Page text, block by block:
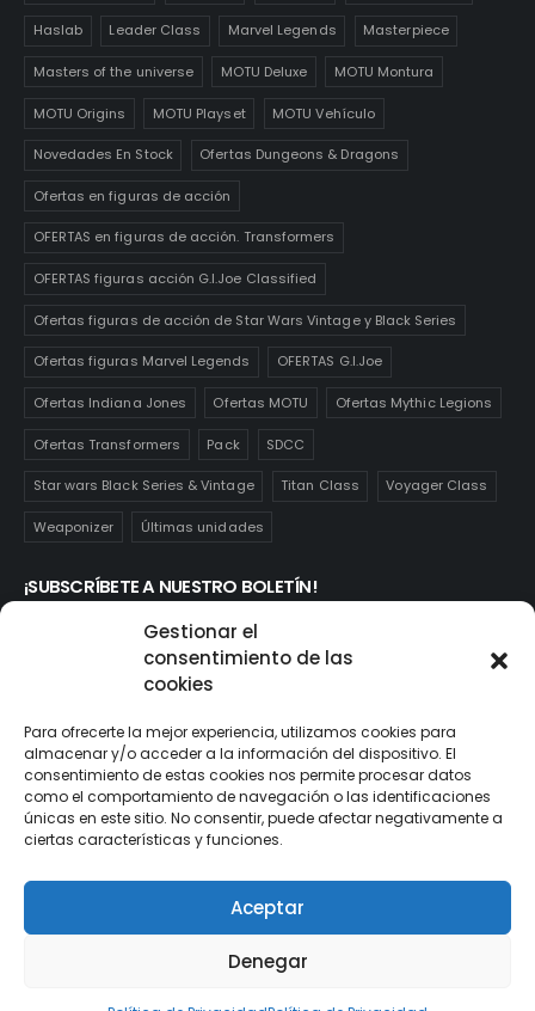
Gestionar el
consentimiento de las
cookies
Para ofrecerte la mejor experiencia, utilizamos cookies para
almacenar y/o acceder a la información del dispositivo. El
consentimiento de estas cookies nos permite procesar datos
como el comportamiento de navegación o las identificaciones
únicas en este sitio. No consentir, puede afectar negativamente a
ciertas características y funciones.
Aceptar
Denegar
Haslab Leader Class Marvel Legends Masterpiece
Masters of the universe MOTU Deluxe MOTU Montura
MOTU Origins MOTU Playset MOTU Vehículo
Novedades En Stock Ofertas Dungeons & Dragons
Ofertas en figuras de acción
OFERTAS en figuras de acción. Transformers
OFERTAS figuras acción G.I.Joe Classified
Ofertas figuras de acción de Star Wars Vintage y Black Series
Ofertas figuras Marvel Legends OFERTAS G.I.Joe
Ofertas Indiana Jones Ofertas MOTU Ofertas Mythic Legions
Ofertas Transformers Pack SDCC
Star wars Black Series & Vintage Titan Class Voyager Class
Weaponizer Últimas unidades
¡SUBSCRÍBETE A NUESTRO BOLETÍN!
Te mantendrás informado de las novedades y ofertas que
realmente te interesan. Subscríbete aquí:
© ActionToys.es 2021. All Rights Reserved